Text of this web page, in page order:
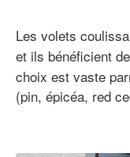
Les volets
et ils bénéficient
choix est vaste
(pin, épicéa, red